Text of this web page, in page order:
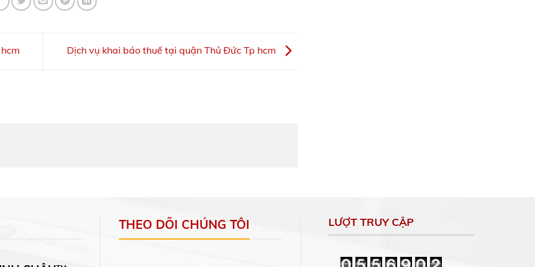
Dịch vụ khai báo thuế tại quận Thủ Đức Tp hcm
THEO DÕI CHÚNG TÔI LƯỢT TRUY CẬP